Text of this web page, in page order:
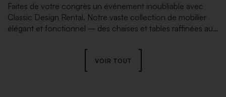
Faites de votre congrès un événement inoubliable avec
Classic Design Rental. Notre vaste collection de mobilier
élégant et fonctionnel – des chaises et tables raffinées aux
– crée l’ambiance parfaite et une organisation fluide qui
propulseront votre événement vers de nouveaux sommets.
VOIR TOUT